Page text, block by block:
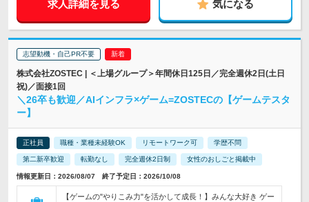
求人詳細を見る 気になる
志望動機・自己PR不要
株式会社ZOSTEC | ＜上場グループ＞年間休日125日／完全週休2日(土日
祝)／面接1回
＼26卒も歓迎／AIインフラ×ゲーム=ZOSTECの【ゲームテスタ
ー】
正社員 職種・業種未経験OK リモートワーク可 学歴不問
第二新卒歓迎 転勤なし 完全週休2日制 女性のおしごと掲載中
情報更新日：2026/08/07 終了予定日：2026/10/08
【ゲームの"やりこみ力"を活かして成長！】みんな大好き ゲー